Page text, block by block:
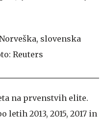
na prvenstvih elite.
letih 2013, 2015, 2017 in